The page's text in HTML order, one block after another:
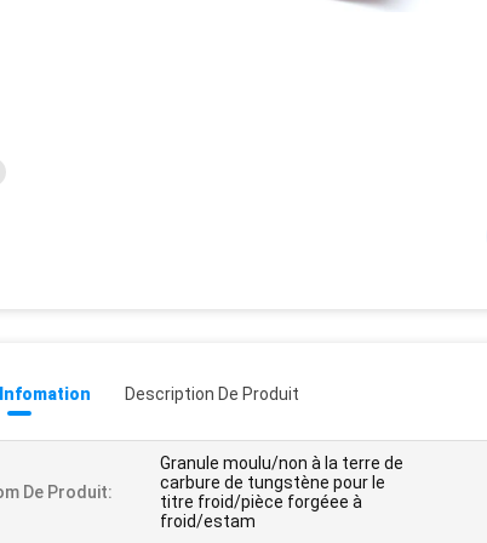
Description De Produit
De Produit:
Granule moulu/non à la terre de
carbure de tungstène pour le
titre froid/pièce forgéee à
froid/estam